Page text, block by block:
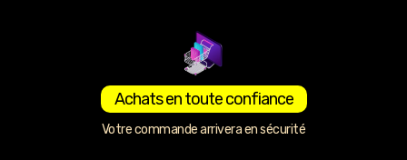
Achats en toute confiance
Votre commande arrivera en sécurité